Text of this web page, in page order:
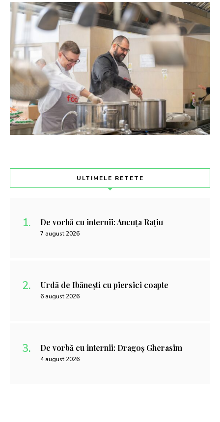
ULTIMELE RETETE
De vorbă cu internii: Ancuța Rațiu
7 august 2026
Urdă de Ibănești cu piersici coapte
6 august 2026
De vorbă cu internii: Dragoș Gherasim
4 august 2026